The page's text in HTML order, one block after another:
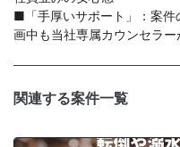
■「手厚いサポート」：案件
画中も当社専属カウンセラー
関連する案件一覧